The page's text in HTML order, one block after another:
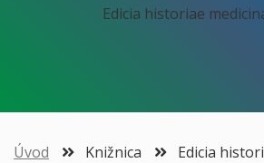
Edicia historiae
Úvod Knižnica Edicia